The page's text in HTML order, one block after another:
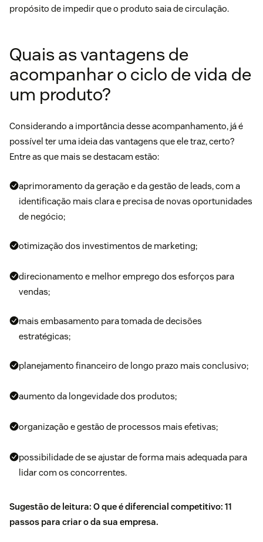
propósito de impedir que o produto saia de circulação.
Quais as vantagens de
acompanhar o ciclo de vida de
um produto?
Considerando a importância desse acompanhamento, já é
possível ter uma ideia das vantagens que ele traz, certo?
Entre as que mais se destacam estão:
aprimoramento da geração e dagestão de leads, com a
identificação mais clara e precisa de novas oportunidades
de negócio;
otimização dos investimentos de marketing;
direcionamento e melhor emprego dos esforços para
vendas;
mais embasamento para tomada de decisões
estratégicas;
planejamento financeiro de longo prazo mais conclusivo;
aumento da longevidade dos produtos;
organização e gestão de processos mais efetivas;
possibilidade de se ajustar de forma mais adequada para
lidar com os concorrentes.
Sugestão de leitura: O que é diferencial competitivo: 11
passos para criar o da sua empresa.